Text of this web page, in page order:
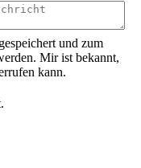
und zum
Mir ist bekannt,
kann.